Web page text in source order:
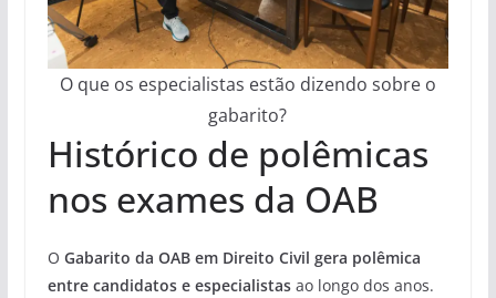
O que os especialistas estão dizendo sobre o
gabarito?
Histórico de polêmicas
nos exames da OAB
O Gabarito da OAB em Direito Civil gera polêmica
entre candidatos e especialistasao longo dos anos.